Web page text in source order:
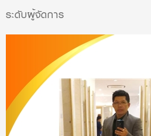
ระดับผู้จัดการ